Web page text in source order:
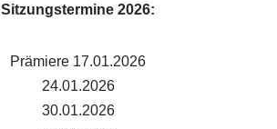
Sitzungstermine 2026:
Prämiere 17.01.2026
24.01.2026
30.01.2026